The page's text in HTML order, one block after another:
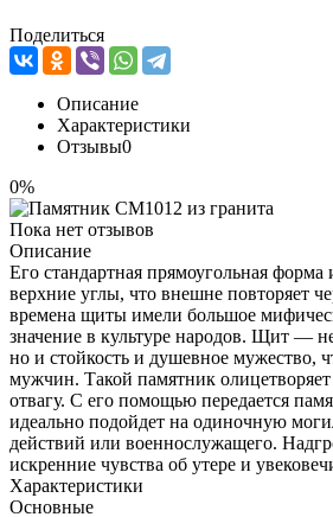
Поделиться
Описание
Характеристики
Отзывы0
0%
Пока нет отзывов
Описание
Его стандартная прямоугольная форма
верхние углы, что внешне повторяет
времена щиты имели большое
значение в культуре народов. Щит —
но и стойкость и душевное мужество,
мужчин. Такой памятник
отвагу. С его помощью передается
идеально подойдет на одиночную
действий или военнослужащего.
искренние чувства об утере и
Характеристики
Основные